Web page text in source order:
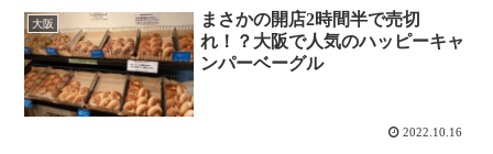
大阪
まさかの開店2時間半で売切
れ！？大阪で人気のハッピーキャ
ンパーベーグル
2022.10.16